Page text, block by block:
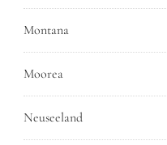
Montana
Moorea
Neuseeland